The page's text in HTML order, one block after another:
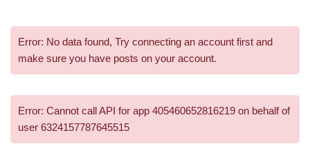
Error: No data found, Try connecting an account first and
make sure you have posts on your account.
Error: Cannot call API for app 405460652816219 on behalf of
user 6324157787645515